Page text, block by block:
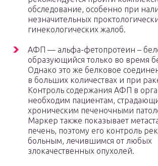
обследование, особенно при
незначительных
гинекологических жалоб.
АФП — альфа-фетопротеин –
образующийся только во время
Однако это же белковое
в больших количествах и при
Контроль содержания АФП в
необходим пациентам,
хроническим печеночными
Маркер также показывает
печень, поэтому его контроль
больным, лечившимся от любых
злокачественных опухолей.